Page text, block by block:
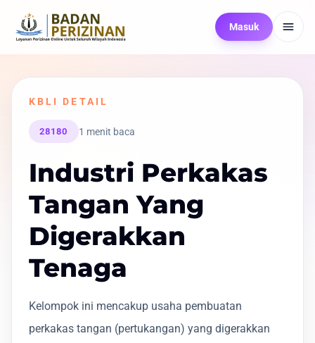
Masuk
KBLI DETAIL
28180 1 menit baca
Industri Perkakas
Tangan Yang
Digerakkan
Tenaga
Kelompok ini mencakup usaha pembuatan
perkakas tangan (pertukangan) yang digerakkan